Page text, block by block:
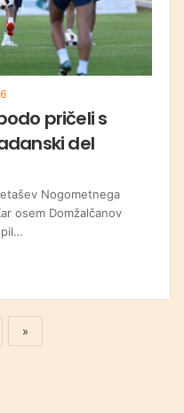
pričeli s
del
Nogometnega
osem Domžalčanov
»